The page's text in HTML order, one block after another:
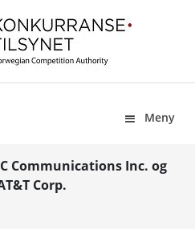
Meny
Communications Inc. og
Corp.